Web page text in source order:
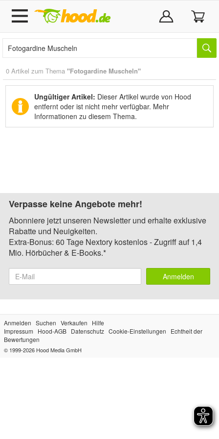
0 Artikel zum Thema "Fotogardine Muscheln"
Ungültiger Artikel: Dieser Artikel wurde von Hood
entfernt oder ist nicht mehr verfügbar. Mehr
Informationen zu diesem Thema.
Verpasse keine Angebote mehr!
Abonniere jetzt unseren Newsletter und erhalte exklusive
Rabatte und Neuigkeiten.
Extra-Bonus: 60 Tage Nextory kostenlos - Zugriff auf 1,4
Mio. Hörbücher & E-Books.*
Anmelden
Anmelden Suchen Verkaufen
Hilfe
Impressum
Hood-AGB Datenschutz Cookie-Einstellungen
Echtheit der
Bewertungen
© 1999-2026 Hood Media GmbH